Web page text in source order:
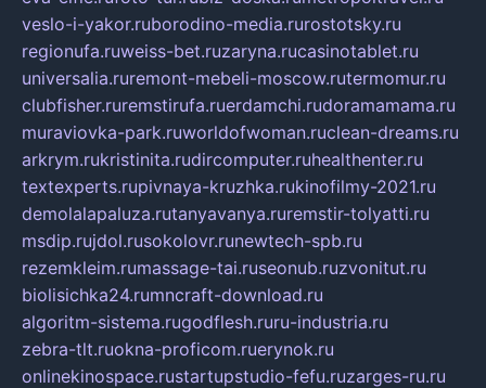
veslo-i-yakor.ruborodino-media.rurostotsky.ru
regionufa.ruweiss-bet.ruzaryna.rucasinotablet.ru
universalia.ruremont-mebeli-moscow.rutermomur.ru
clubfisher.ruremstirufa.ruerdamchi.rudoramamama.ru
muraviovka-park.ruworldofwoman.ruclean-dreams.ru
arkrym.rukristinita.rudircomputer.ruhealthenter.ru
textexperts.rupivnaya-kruzhka.rukinofilmy-2021.ru
demolalapaluza.rutanyavanya.ruremstir-tolyatti.ru
msdip.rujdol.rusokolovr.runewtech-spb.ru
rezemkleim.rumassage-tai.ruseonub.ruzvonitut.ru
biolisichka24.rumncraft-download.ru
algoritm-sistema.rugodflesh.ruru-industria.ru
zebra-tlt.ruokna-proficom.ruerynok.ru
onlinekinospace.rustartupstudio-fefu.ruzarges-ru.ru